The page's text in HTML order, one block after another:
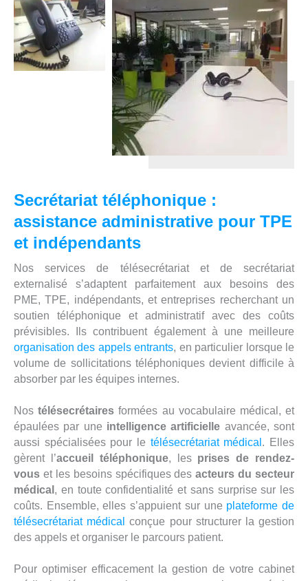
Secrétariat téléphonique :
assistance administrative pour TPE
et indépendants
Nos services de télésecrétariat et de secrétariat
externalisé s’adaptent parfaitement aux besoins des
PME, TPE, indépendants, et entreprises recherchant un
soutien téléphonique et administratif avec des coûts
prévisibles. Ils contribuent également à une meilleure
organisation des appels entrants, en particulier lorsque le
volume de sollicitations téléphoniques devient difficile à
absorber par les équipes internes.
Nostélésecrétaires formées au vocabulaire médical, et
épaulées par une intelligence artificielle avancée, sont
aussi spécialisées pour le télésecrétariat médical . Elles
gèrent l’accueil téléphonique, les prises de rendez-
vous et les besoins spécifiques desacteurs du secteur
médical , en toute confidentialité et sans surprise sur les
coûts. Ensemble, elles s’appuient sur une plateforme de
télésecrétariat médical
conçue pour structurer la gestion
des appels et organiser le parcours patient.
Pour optimiser efficacement la gestion de votre cabinet